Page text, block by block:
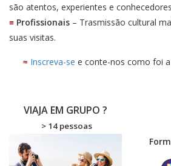
são atentos, experientes e
≡ Profissionais – Trasmissão cultural
suas visitas.
≈ Inscreva-se e conte-nos como foi
VIAJA EM GRUPO ?
> 14 pessoas